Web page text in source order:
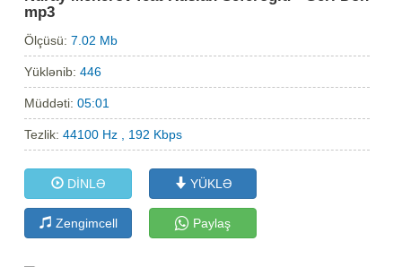
mp3
Ölçüsü:7.02 Mb
Yüklənib:446
Müddəti:05:01
Tezlik:44100 Hz , 192 Kbps
DİNLƏ YÜKLƏ
Zengimcell Paylaş